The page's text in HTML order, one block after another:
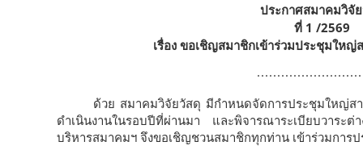
ประกาศสมาคมวิจั
ที่ 1 /2569
เรื่อง ขอเชิญสมาชิกเข้าร่วมประชุมให
ด้วย สมาคมวิจัยวัสดุ มีกำหนดจัดการประชุมใหญ่ส
ดำเนินงานในรอบปีที่ผ่านมา และพิจารณาระเบียบวาระ
บริหารสมาคมฯ จึงขอเชิญชวนสมาชิกทุกท่าน เข้าร่วมการ